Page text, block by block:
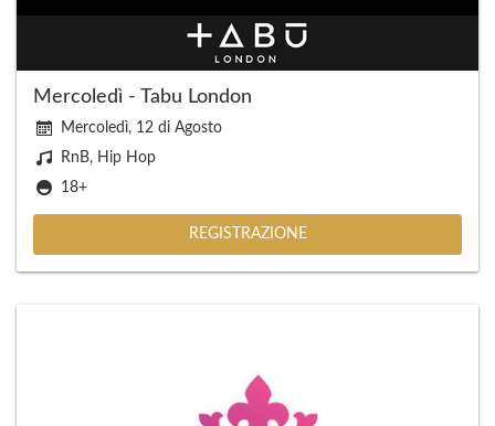
Mercoledì - Tabu London
Mercoledì, 12 di Agosto
RnB, Hip Hop
18+
REGISTRAZIONE